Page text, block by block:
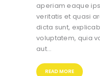
aperiam eaque
veritatis et quasi
dicta sunt,
voluptatem, quia
aut…
READ MORE